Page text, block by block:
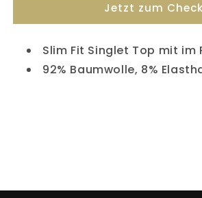
Jetzt zum
Slim Fit Singlet Top mit im
92% Baumwolle, 8%